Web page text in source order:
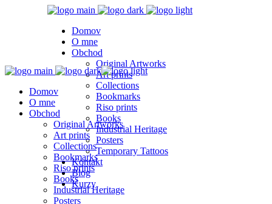
Domov
O mne
Obchod
Original Artworks
Art prints
Collections
Bookmarks
Riso prints
Books
Industrial Heritage
Posters
Temporary Tattoos
Kontakt
Blog
Kurzy
Domov
O mne
Obchod
Original Artworks
Art prints
Collections
Bookmarks
Riso prints
Books
Industrial Heritage
Posters